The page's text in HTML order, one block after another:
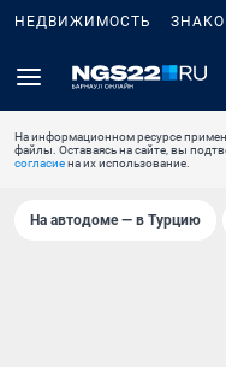
НЕДВИЖИМОСТЬ
На информационном ресурсе
файлы. Оставаясь на сайте, вы
согласиена их использование.
На автодоме — в Турцию